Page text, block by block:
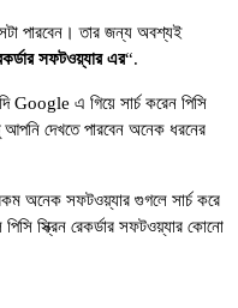
পারবেন। তার জন্য অবশ্যই
সফটওয়্যার এর“.
Google এ গিয়ে সার্চ করেন পিসি
আপনি দেখতে পারবেন অনেক ধরনের
অনেক সফটওয়্যার গুগলে সার্চ করে
স্ক্রিন রেকর্ডার সফটওয়্যার কোনো